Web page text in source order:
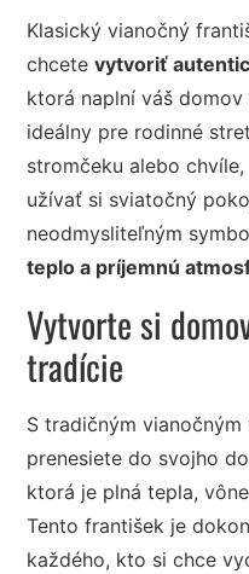
Klasický vianočný
chcetevytvoriť
ktorá naplní váš
ideálny pre rodinné
stromčeku alebo
užívať si sviatočný
neodmysliteľným
teplo a príjemnú
Vytvorte si
tradície
S tradičným
prenesiete do svojho
ktorá je plná tepla,
Tento františek je
každého, kto si chce